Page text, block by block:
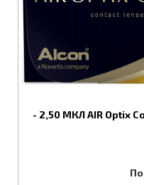
- 2,50 МКЛ AIR Optix